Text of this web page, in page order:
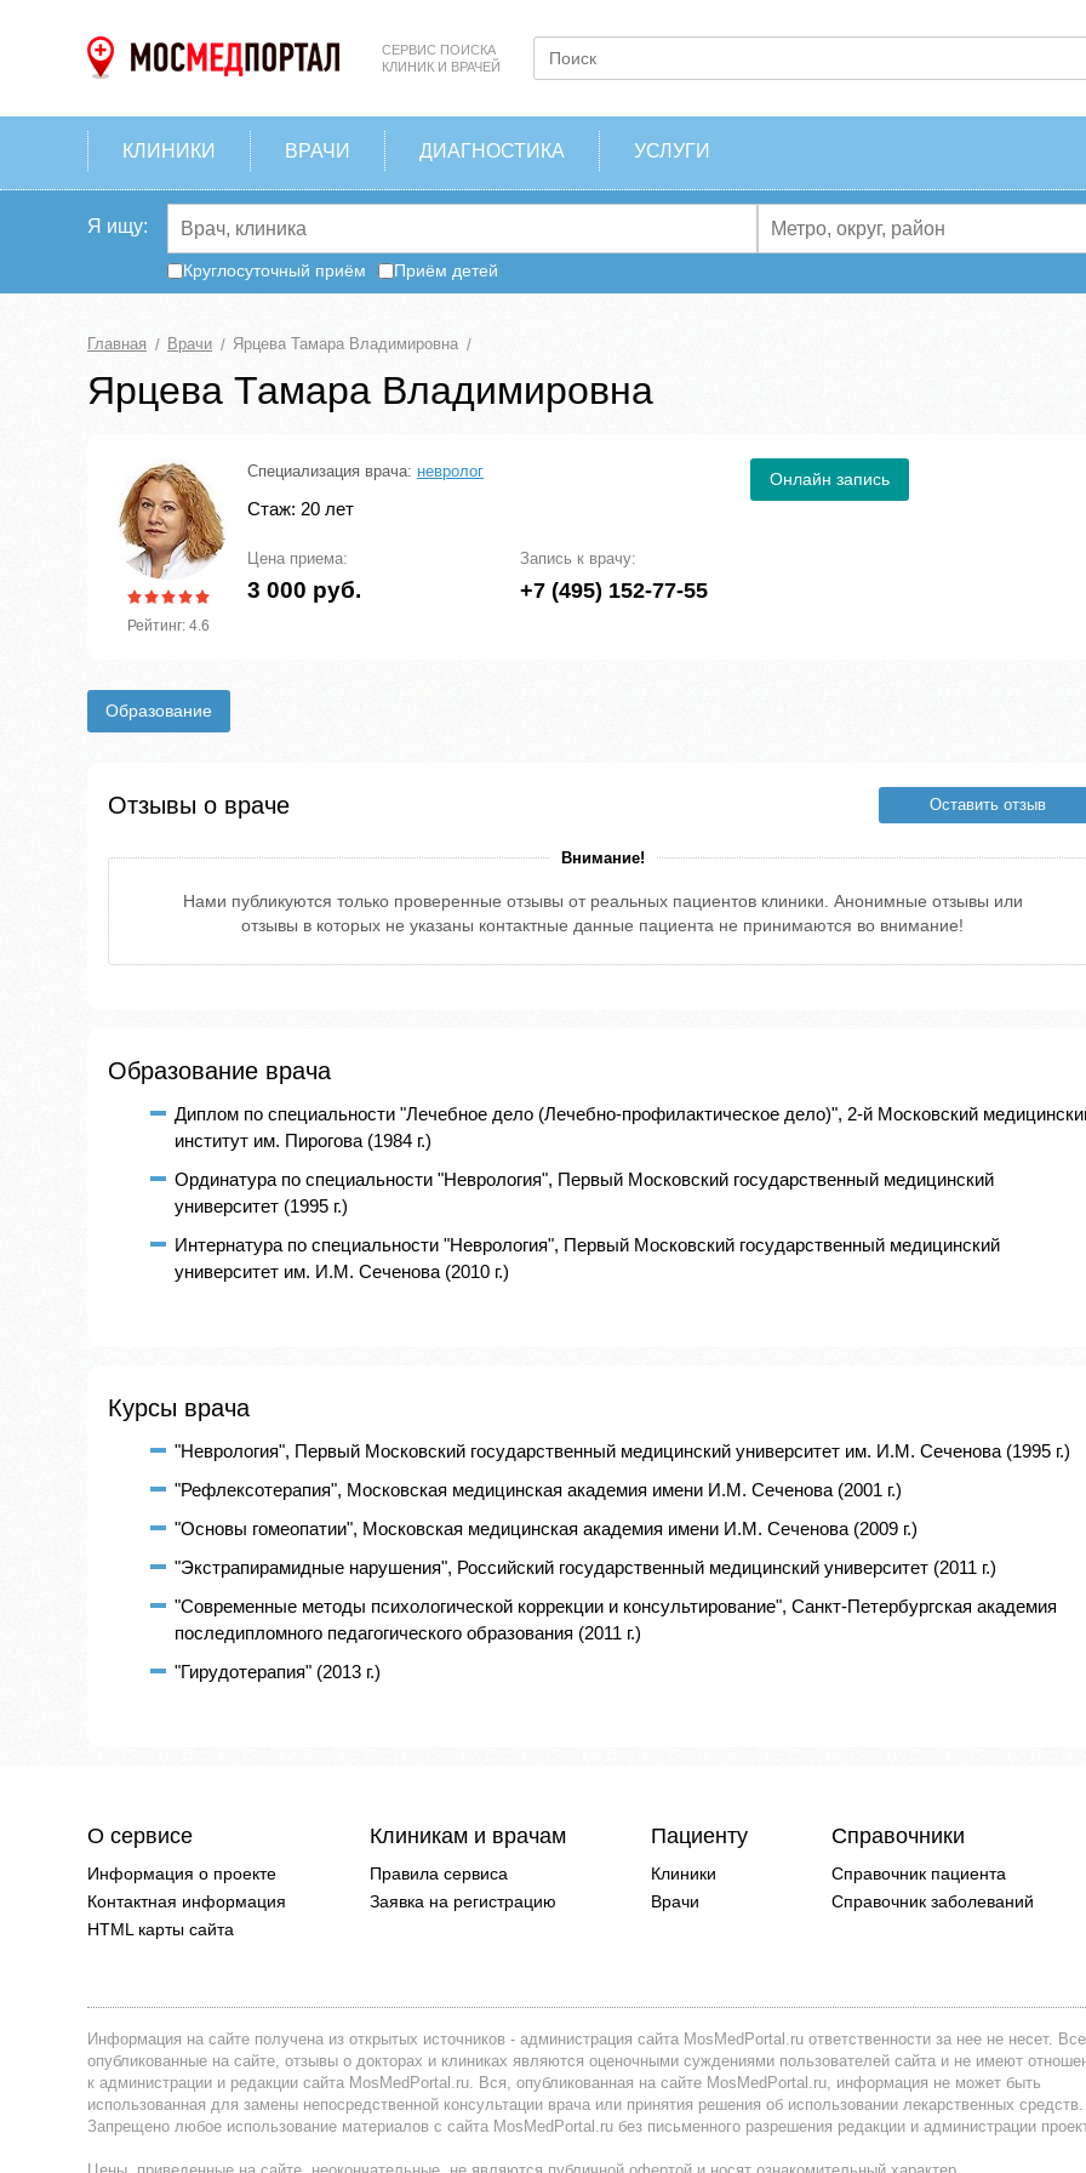
СЕРВИС ПОИСКА
КЛИНИК И ВРАЧЕЙ
КЛИНИКИ ВРАЧИ ДИАГНОСТИКА УСЛУГИ
Я ищу:
Круглосуточный приём Приём детей
Главная Врачи Ярцева Тамара Владимировна
Ярцева Тамара Владимировна
Рейтинг: 4.6
Специализация врача: невролог
Стаж: 20 лет
Цена приема:
3 000 руб.
Запись к врачу:
+7 (495) 152-77-55
Онлайн запись
Образование
Отзывы о враче Оставить отзыв
Внимание!
Нами публикуются только проверенные отзывы от реальных пациентов клиники. Анонимные отзывы или
отзывы в которых не указаны контактные данные пациента не принимаются во внимание!
Образование врача
Диплом по специальности "Лечебное дело (Лечебно-профилактическое дело)", 2-й Московский
институт им. Пирогова (1984 г.)
Ординатура по специальности "Неврология", Первый Московский государственный медицинский
университет (1995 г.)
Интернатура по специальности "Неврология", Первый Московский государственный медицинский
университет им. И.М. Сеченова (2010 г.)
Курсы врача
"Неврология", Первый Московский государственный медицинский университет им. И.М. Сеченова (1995 г.)
"Рефлексотерапия", Московская медицинская академия имени И.М. Сеченова (2001 г.)
"Основы гомеопатии", Московская медицинская академия имени И.М. Сеченова (2009 г.)
"Экстрапирамидные нарушения", Российский государственный медицинский университет (2011 г.)
"Современные методы психологической коррекции и консультирование", Санкт-Петербургская академия
последипломного педагогического образования (2011 г.)
"Гирудотерапия" (2013 г.)
О сервисе
Информация о проекте
Контактная информация
HTML карты сайта
Клиникам и врачам
Правила сервиса
Заявка на регистрацию
Пациенту
Клиники
Врачи
Справочники
Справочник пациента
Справочник заболеваний
Информация на сайте получена из открытых источников - администрация сайта MosMedPortal.ru ответственности за нее не несет.
опубликованные на сайте, отзывы о докторах и клиниках являются оценочными суждениями пользователей сайта и не имеют
к администрации и редакции сайта MosMedPortal.ru. Вся, опубликованная на сайте MosMedPortal.ru, информация не может быть
использованная для замены непосредственной консультации врача или принятия решения об использовании лекарственных средств.
Запрещено любое использование материалов с сайта MosMedPortal.ru без письменного разрешения редакции и администрации